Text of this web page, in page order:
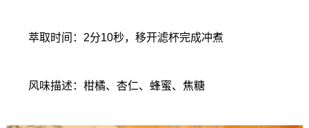
萃取时间：2分10秒，移开滤杯完成冲煮
风味描述：柑橘、杏仁、蜂蜜、焦糖